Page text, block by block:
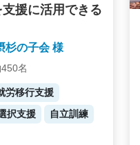
援に活用できる
杉の子会 様
名
労移行支援
択支援 自立訓練